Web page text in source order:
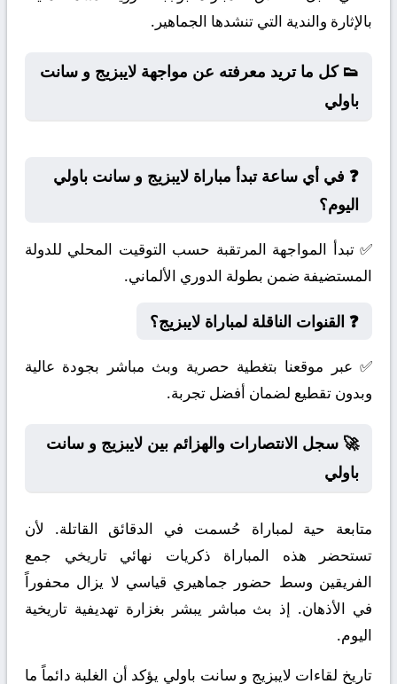
بالإثارة والندية التي تنشدها الجماهير.
👟 كل ما تريد معرفته عن مواجهة لايبزيج و سانت
باولي
❓ في أي ساعة تبدأ مباراة لايبزيج و سانت باولي
اليوم؟
✅ تبدأ المواجهة المرتقبة حسب التوقيت المحلي للدولة
المستضيفة ضمن بطولة الدوري الألماني.
❓ القنوات الناقلة لمباراة لايبزيج؟
✅ عبر موقعنا بتغطية حصرية وبث مباشر بجودة عالية
وبدون تقطيع لضمان أفضل تجربة.
🚀 سجل الانتصارات والهزائم بين لايبزيج و سانت
باولي
متابعة حية لمباراة حُسمت في الدقائق القاتلة. لأن
تستحضر هذه المباراة ذكريات نهائي تاريخي جمع
الفريقين وسط حضور جماهيري قياسي لا يزال محفوراً
في الأذهان. إذ بث مباشر يبشر بغزارة تهديفية تاريخية
اليوم.
تاريخ لقاءات لايبزيج و سانت باولي يؤكد أن الغلبة دائماً ما